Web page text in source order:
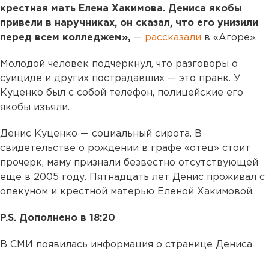
крестная мать Елена Хакимова. Дениса якобы
привели в наручниках, он сказал, что его унизили
перед всем колледжем», — рассказали в «Агоре».
Молодой человек подчеркнул, что разговоры о
суициде и других пострадавших — это пранк. У
Куценко был с собой телефон, полицейские его
якобы изъяли.
Денис Куценко — социальный сирота. В
свидетельстве о рождении в графе «отец» стоит
прочерк, маму признали безвестно отсутствующей
еще в 2005 году. Пятнадцать лет Денис проживал с
опекуном и крестной матерью Еленой Хакимовой.
P.S. Дополнено в 18:20
В СМИ появилась информация о странице Дениса